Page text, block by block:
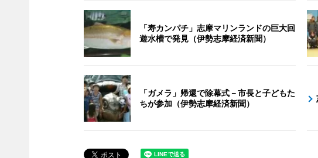
「寿カンパチ」志摩マリンランドの巨大回
遊水槽で発見（伊勢志摩経済新聞）
「ガメラ」帰還で除幕式－市長と子どもた
ちが参加（伊勢志摩経済新聞）